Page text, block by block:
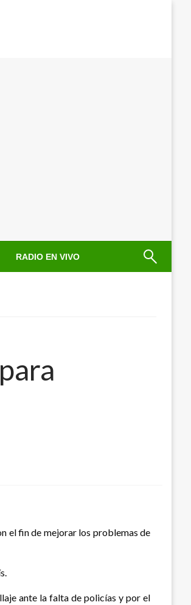
RADIO EN VIVO
el fin de mejorar los problemas de
ante la falta de policías y por el